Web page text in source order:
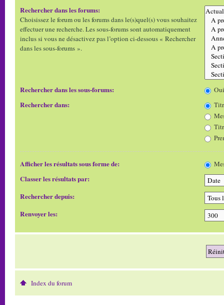
Rechercher dans les forums:
Choisissez le forum ou les forums dans le(s)quel(s) vous souhaitez
effectuer une recherche. Les sous-forums sont automatiquement
inclus si vous ne désactivez pas l’option ci-dessous « Rechercher
dans les sous-forums ».
Rechercher dans les sous-forums: Oui
Rechercher dans:
Afficher les résultats sous forme de:
Classer les résultats par:
Rechercher depuis:
Renvoyer les:
Index du forum